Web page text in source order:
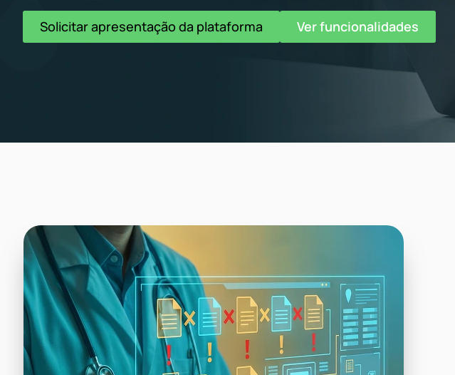
Solicitar apresentação da plataforma Ver funcionalidades